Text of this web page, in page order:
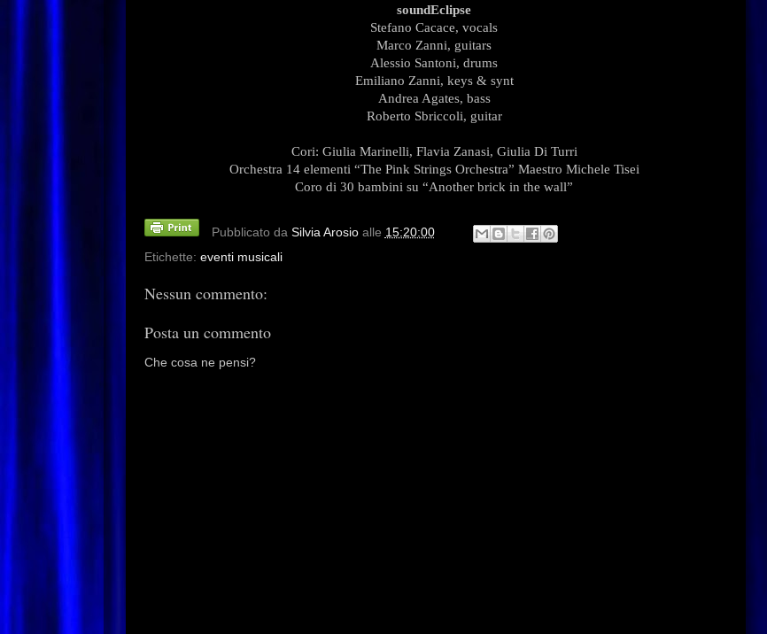
soundEclipse
Stefano Cacace, vocals
Marco Zanni, guitars
Alessio Santoni, drums
Emiliano Zanni, keys & synt
Andrea Agates, bass
Roberto Sbriccoli, guitar
Cori: Giulia Marinelli, Flavia Zanasi, Giulia Di Turri
Orchestra 14 elementi “The Pink Strings Orchestra” Maestro Michele Tisei
Coro di 30 bambini su “Another brick in the wall”
Pubblicato da Silvia Arosio alle 15:20:00
Etichette: eventi musicali
Nessun commento:
Posta un commento
Che cosa ne pensi?